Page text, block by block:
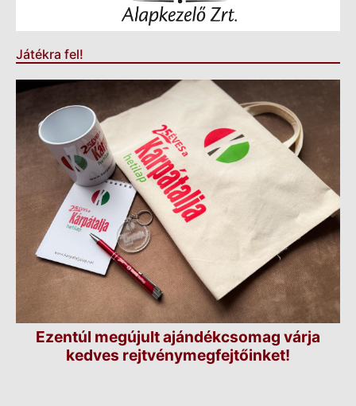
Játékra fel!
Ezentúl megújult ajándékcsomag várja
kedves rejtvénymegfejtőinket!